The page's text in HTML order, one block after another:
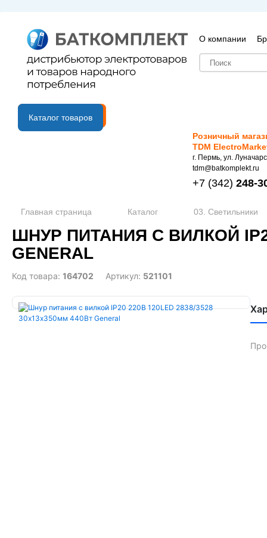
О компании
B2B портал
Каталог товаров
Розничный
TDM
г. Пермь, ул.
tdm@batkomplekt.ru
+7 (342) 248-
Главная страница Каталог 03. Светильники
ШНУР ПИТАНИЯ С ВИЛКОЙ
GENERAL
Код товара: 164702 Артикул: 521101